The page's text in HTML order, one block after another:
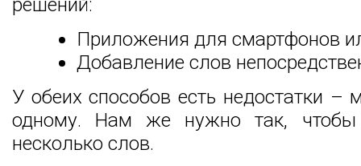
Приложения для смартфонов
Добавление слов
У обеих способов есть недостатки
одному. Нам же нужно так,
несколько слов.